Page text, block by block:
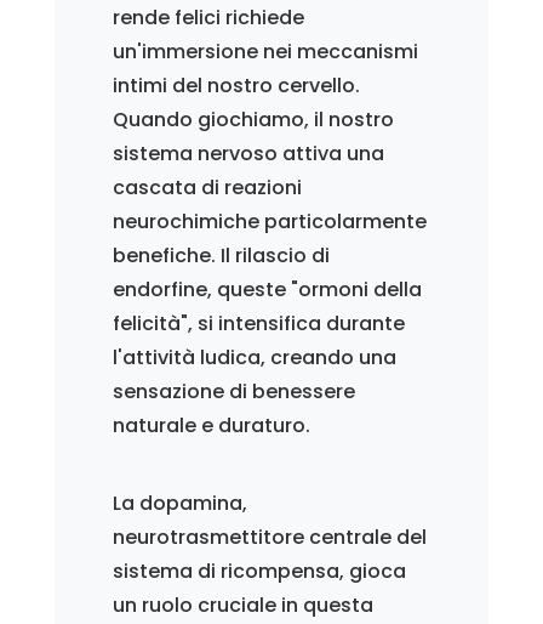
rende felici richiede
un'immersione nei meccanismi
intimi del nostro cervello.
Quando giochiamo, il nostro
sistema nervoso attiva una
cascata di reazioni
neurochimiche particolarmente
benefiche. Il rilascio di
endorfine, queste "ormoni della
felicità", si intensifica durante
l'attività ludica, creando una
sensazione di benessere
naturale e duraturo.
La dopamina,
neurotrasmettitore centrale del
sistema di ricompensa, gioca
un ruolo cruciale in questa